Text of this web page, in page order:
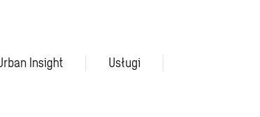
Insight
Usługi